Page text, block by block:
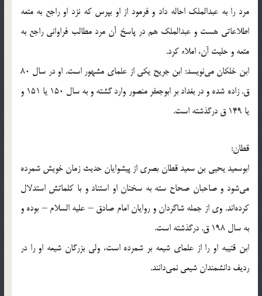
مرد را به عبدالملك احاله داد و فرمود از او بپرس كه نزد او راجع به متعه
اطلاعاتی هست و عبدالملك هم در پاسخ آن مرد مطالب فراوانی راجع به
متعه و حلیت آن، املاء كرد.
ابن خلكان می‌نویسد: ابن جریح یكی از علمای مشهور است. او در سال 80
ق. زاده شده و در بغداد بر ابوجعفر منصور وارد گشته و به سال 150 یا 151 و
یا 149 ق درگذشته است.
قطان:
ابوسعید یحیی بن سعید قطان بصری از پیشوایان حدیث زمان خویش شمرده
می‌شود و صاحبان صحاح سته به سخنان او استناد و با كلماتش استدلال
كرده‌اند. وی از جمله شاگردان و روایان امام صادق – علیه السلام – بوده و
به سال 198 ق. درگذشته است.
ابن قتیبه او را از علمای شیعه بر شمرده است، ولی بزرگان شیعه او را در
ردیف دانشمندان شیعی نمی‌دانند.